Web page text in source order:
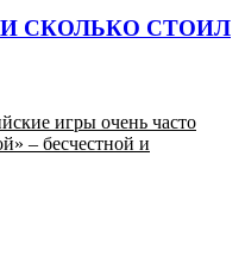
СКОЛЬКО СТОИЛ
игры очень часто
– бесчестной и